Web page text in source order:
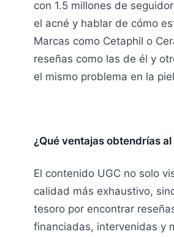
con 1.5 millones de
el acné y hablar de cómo
Marcas como Cetaphil o
reseñas como las de él y
el mismo problema en la
¿Qué ventajas obtendrías al
El contenido UGC no solo
calidad más exhaustivo,
tesoro por encontrar
financiadas, intervenidas y